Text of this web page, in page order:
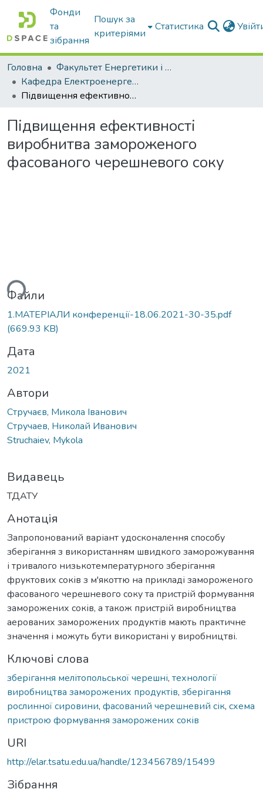
Фонди
та
зібрання
Пошук за
критеріями
Статистика
Головна
Факультет Енергетики і комп'ютерних технологій
Кафедра Електроенергетики і електротехнологій
Підвищення ефективності виробнитва замороженого фасованого черешневого соку
Підвищення ефективності
виробнитва замороженого
фасованого черешневого соку
Файли
1.МАТЕРІАЛИ конференції-18.06.2021-30-35.pdf
(669.93 KB)
Дата
2021
Автори
Стручаєв, Микола Іванович
Стручаев, Николай Иванович
Struchaiev, Mykola
Видавець
ТДАТУ
Анотація
Запропонований варіант удосконалення способу
зберігання з використанням швидкого заморожування
і тривалого низькотемпературного зберігання
фруктових соків з м'якоттю на прикладі замороженого
фасованого черешневого соку та пристрій формування
заморожених соків, а також пристрій виробництва
аерованих заморожених продуктів мають практичне
значення і можуть бути використані у виробництві.
Ключові слова
зберігання мелітопольської черешні, технології
виробництва заморожених продуктів, зберігання
рослинної сировини, фасований черешневий сік, схема
пристрою формування заморожених соків
URI
http://elar.tsatu.edu.ua/handle/123456789/15499
Зібрання